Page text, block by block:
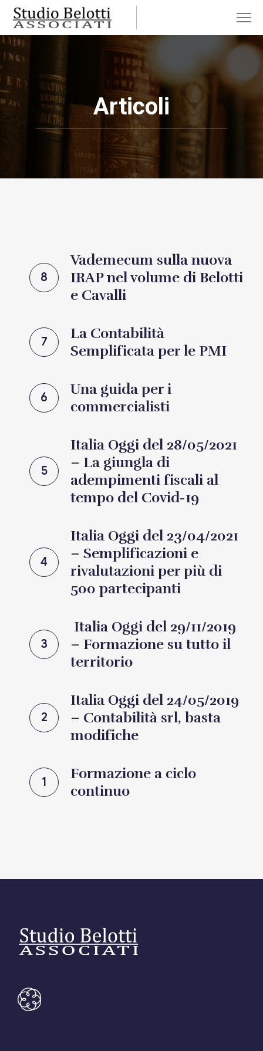
Articoli
8
Vademecum sulla nuova
IRAP nel volume di Belotti
e Cavalli
7
La Contabilità
Semplificata per le PMI
6
Una guida per i
commercialisti
5
Italia Oggi del 28/05/2021
– La giungla di
adempimenti fiscali al
tempo del Covid-19
4
Italia Oggi del 23/04/2021
– Semplificazioni e
rivalutazioni per più di
500 partecipanti
3
Italia Oggi del 29/11/2019
– Formazione su tutto il
territorio
2
Italia Oggi del 24/05/2019
– Contabilità srl, basta
modifiche
1
Formazione a ciclo
continuo